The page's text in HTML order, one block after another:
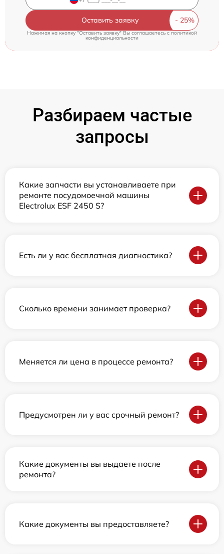
Оставить заявку
Нажимая на кнопку "Оставить заявку" Вы соглашаетесь c политикой
конфиденциальности
Разбираем частые
запросы
Какие запчасти вы устанавливаете при
ремонте посудомоечной машины
Electrolux ESF 2450 S?
Есть ли у вас бесплатная диагностика?
Сколько времени занимает проверка?
Меняется ли цена в процессе ремонта?
Предусмотрен ли у вас срочный ремонт?
Какие документы вы выдаете после
ремонта?
Какие документы вы предоставляете?